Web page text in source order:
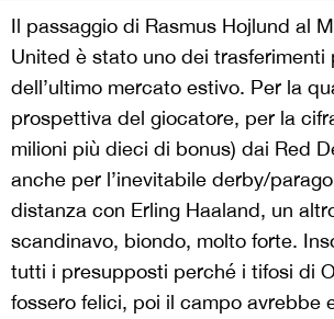
Il passaggio di Rasmus Hojlund al
United è stato uno dei trasferimenti
dell’ultimo mercato estivo. Per la
prospettiva del giocatore, per la
milioni più dieci di bonus) dai Red
anche per l’inevitabile derby/
distanza con Erling Haaland, un
scandinavo, biondo, molto forte.
tutti i presupposti perché i tifosi di
fossero felici, poi il campo avrebbe